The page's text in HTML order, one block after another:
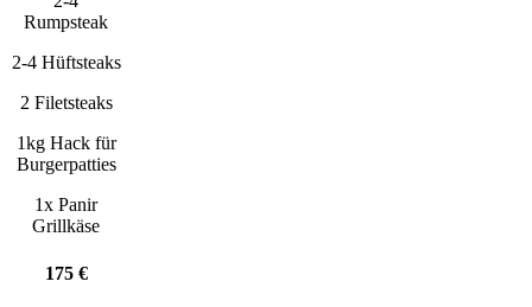
Rumpsteak
2-4 Hüftsteaks
2 Filetsteaks
1kg Hack für
Burgerpatties
1x Panir
Grillkäse
175 €